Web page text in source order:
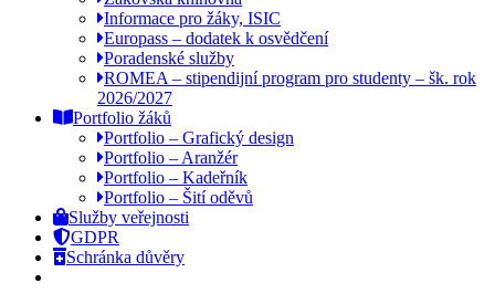
Informace pro žáky, ISIC
Europass – dodatek k osvědčení
Poradenské služby
ROMEA – stipendijní program pro studenty – šk. rok
2026/2027
Portfolio žáků
Portfolio – Grafický design
Portfolio – Aranžér
Portfolio – Kadeřník
Portfolio – Šití oděvů
Služby veřejnosti
GDPR
Schránka důvěry